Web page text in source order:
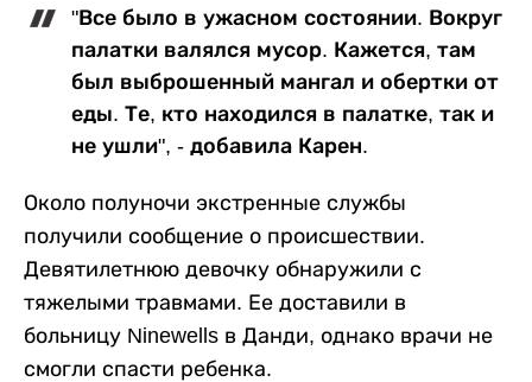
"Все было в ужасном состоянии. Вокруг
палатки валялся мусор. Кажется, там
был выброшенный мангал и обертки от
еды. Те, кто находился в палатке, так и
не ушли", - добавила Карен.
Около полуночи экстренные службы
получили сообщение о происшествии.
Девятилетнюю девочку обнаружили с
тяжелыми травмами. Ее доставили в
больницу Ninewells в Данди, однако врачи не
смогли спасти ребенка.